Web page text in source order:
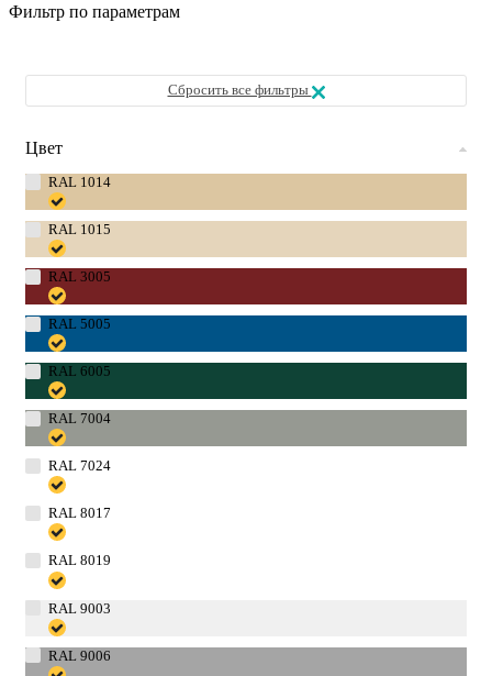
Фильтр по параметрам
Сбросить все фильтры
Цвет
RAL 1014
RAL 1015
RAL 3005
RAL 5005
RAL 6005
RAL 7004
RAL 7024
RAL 8017
RAL 8019
RAL 9003
RAL 9006